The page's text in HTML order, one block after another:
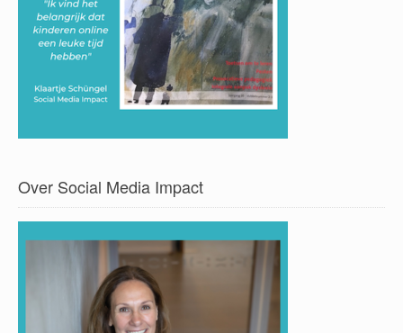
Over Social Media Impact